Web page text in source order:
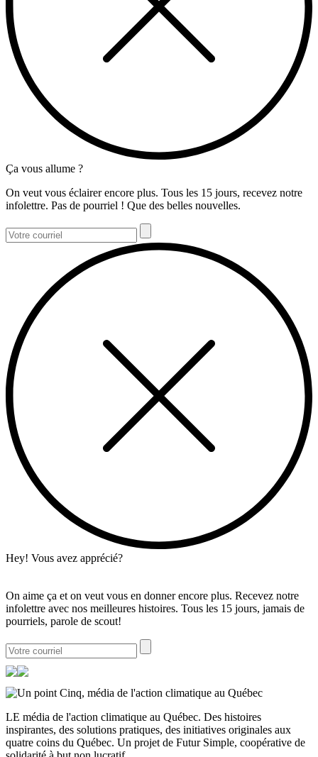
Ça vous allume ?
On veut vous éclairer encore plus. Tous les 15 jours, recevez notre
infolettre. Pas de pourriel ! Que des belles nouvelles.
Hey! Vous avez apprécié?
On aime ça et on veut vous en donner encore plus. Recevez notre
infolettre avec nos meilleures histoires. Tous les 15 jours, jamais de
pourriels, parole de scout!
LE média de l'action climatique au Québec. Des histoires
inspirantes, des solutions pratiques, des initiatives originales aux
quatre coins du Québec. Un projet de Futur Simple, coopérative de